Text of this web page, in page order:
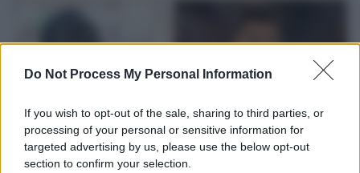
Do Not Process My Personal Information
If you wish to opt-out of the sale, sharing to third parties, or
processing of your personal or sensitive information for
targeted advertising by us, please use the below opt-out
section to confirm your selection.